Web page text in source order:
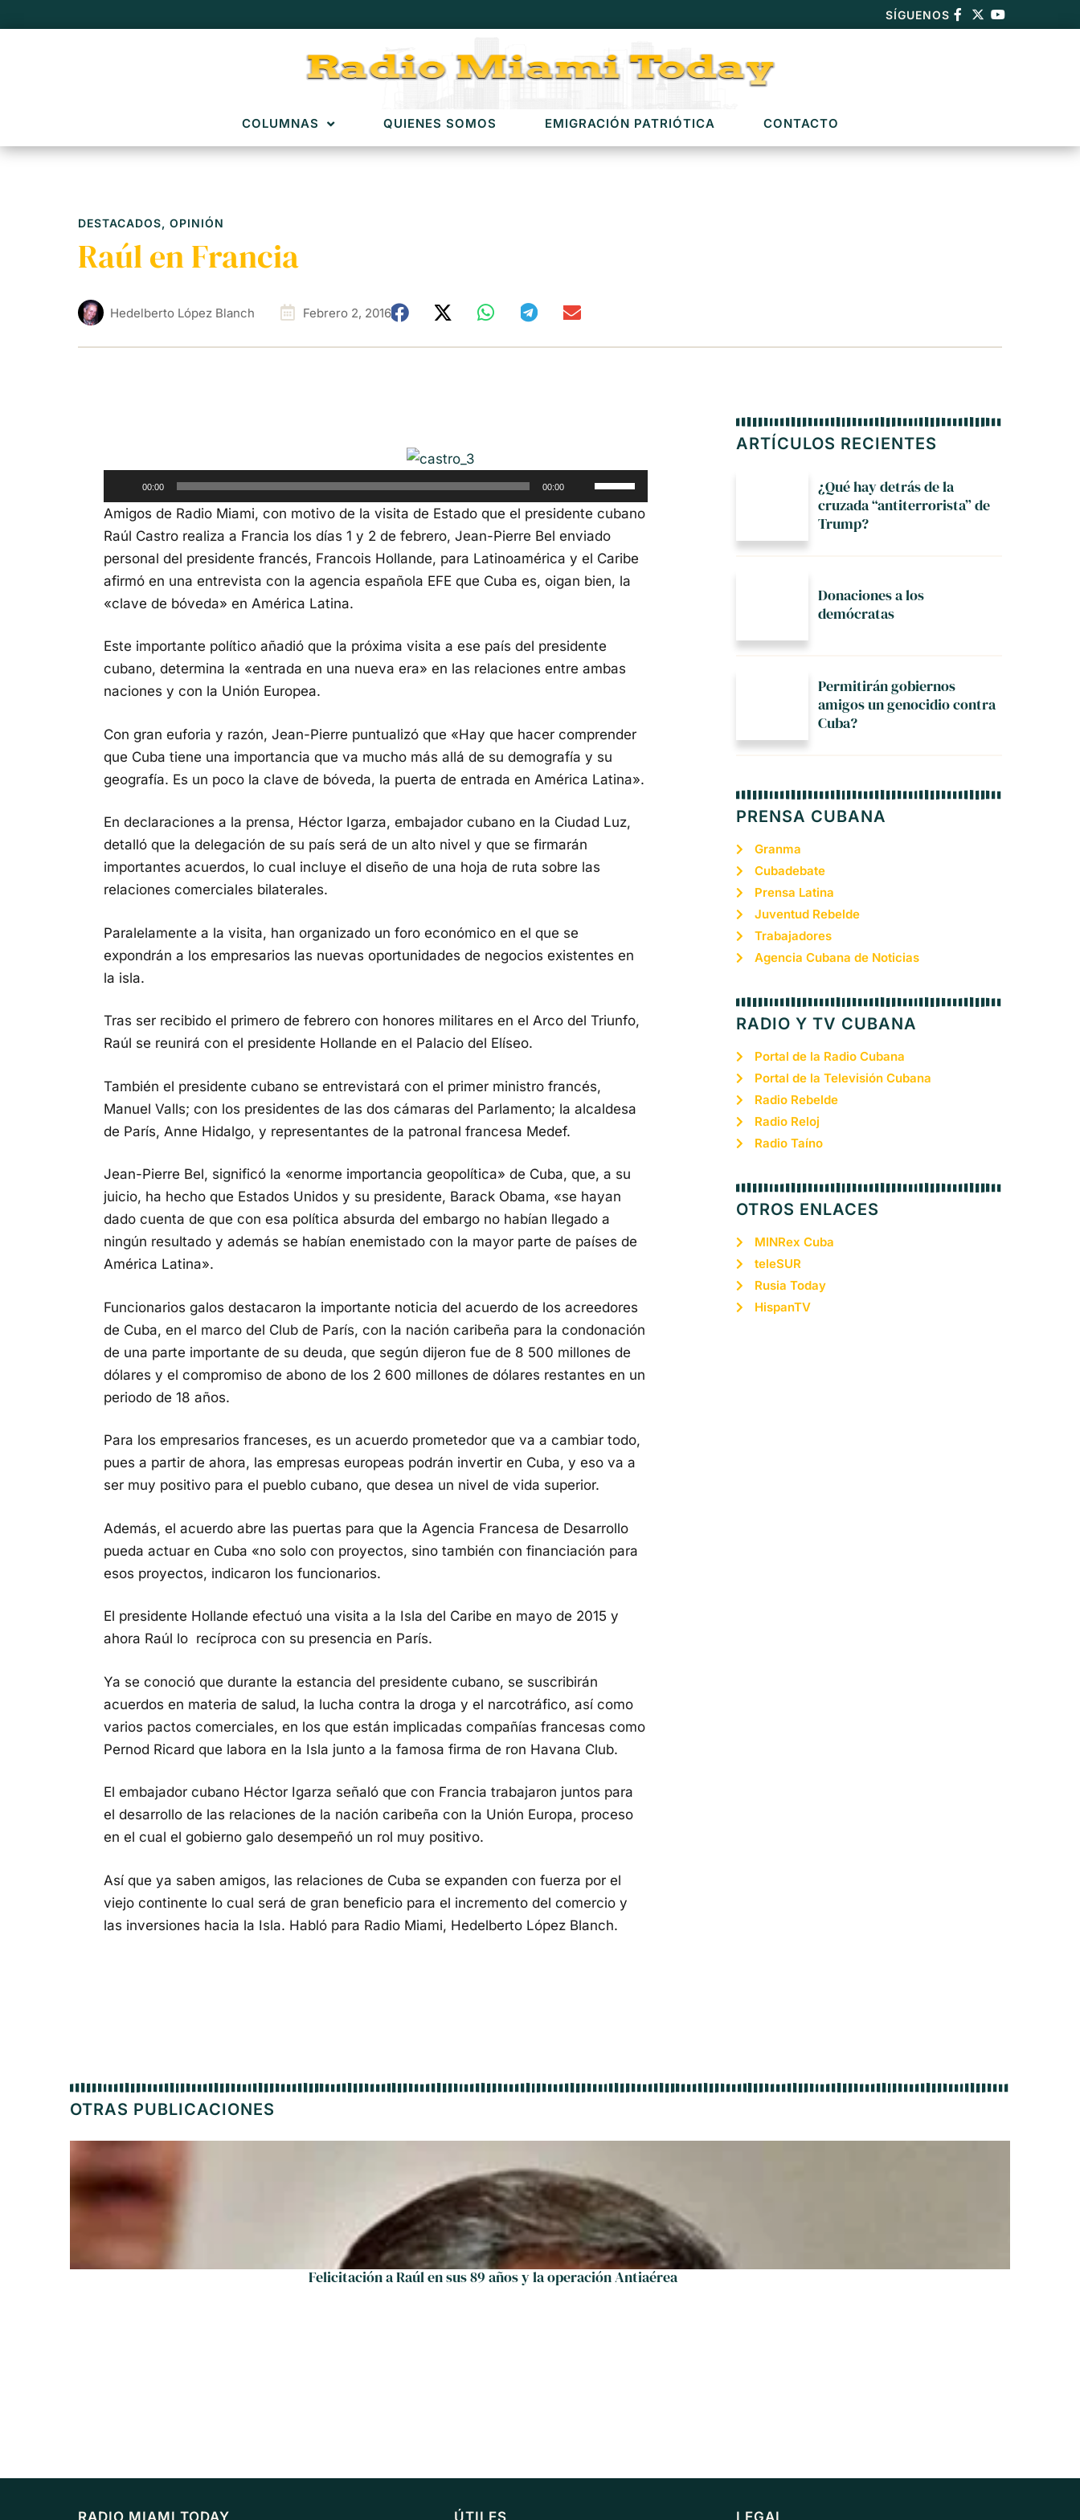
SÍGUENOS
COLUMNAS QUIENES SOMOS EMIGRACIÓN PATRIÓTICA CONTACTO
DESTACADOS, OPINIÓN
Raúl en Francia
Hedelberto López Blanch Febrero 2, 2016
audio
00:00 00:00
Utiliza
las
arriba/abajo
volumen.
Amigos de Radio Miami, con motivo de la visita de Estado que el presidente cubano
Raúl Castro realiza a Francia los días 1 y 2 de febrero, Jean-Pierre Bel enviado
personal del presidente francés, Francois Hollande, para Latinoamérica y el Caribe
afirmó en una entrevista con la agencia española EFE que Cuba es, oigan bien, la
«clave de bóveda» en América Latina.
Este importante político añadió que la próxima visita a ese país del presidente
cubano, determina la «entrada en una nueva era» en las relaciones entre ambas
naciones y con la Unión Europea.
Con gran euforia y razón, Jean-Pierre puntualizó que «Hay que hacer comprender
que Cuba tiene una importancia que va mucho más allá de su demografía y su
geografía. Es un poco la clave de bóveda, la puerta de entrada en América Latina».
En declaraciones a la prensa, Héctor Igarza, embajador cubano en la Ciudad Luz,
detalló que la delegación de su país será de un alto nivel y que se firmarán
importantes acuerdos, lo cual incluye el diseño de una hoja de ruta sobre las
relaciones comerciales bilaterales.
Paralelamente a la visita, han organizado un foro económico en el que se
expondrán a los empresarios las nuevas oportunidades de negocios existentes en
la isla.
Tras ser recibido el primero de febrero con honores militares en el Arco del Triunfo,
Raúl se reunirá con el presidente Hollande en el Palacio del Elíseo.
También el presidente cubano se entrevistará con el primer ministro francés,
Manuel Valls; con los presidentes de las dos cámaras del Parlamento; la alcaldesa
de París, Anne Hidalgo, y representantes de la patronal francesa Medef.
Jean-Pierre Bel, significó la «enorme importancia geopolítica» de Cuba, que, a su
juicio, ha hecho que Estados Unidos y su presidente, Barack Obama, «se hayan
dado cuenta de que con esa política absurda del embargo no habían llegado a
ningún resultado y además se habían enemistado con la mayor parte de países de
América Latina».
Funcionarios galos destacaron la importante noticia del acuerdo de los acreedores
de Cuba, en el marco del Club de París, con la nación caribeña para la condonación
de una parte importante de su deuda, que según dijeron fue de 8 500 millones de
dólares y el compromiso de abono de los 2 600 millones de dólares restantes en un
periodo de 18 años.
Para los empresarios franceses, es un acuerdo prometedor que va a cambiar todo,
pues a partir de ahora, las empresas europeas podrán invertir en Cuba, y eso va a
ser muy positivo para el pueblo cubano, que desea un nivel de vida superior.
Además, el acuerdo abre las puertas para que la Agencia Francesa de Desarrollo
pueda actuar en Cuba «no solo con proyectos, sino también con financiación para
esos proyectos, indicaron los funcionarios.
El presidente Hollande efectuó una visita a la Isla del Caribe en mayo de 2015 y
ahora Raúl lo recíproca con su presencia en París.
Ya se conoció que durante la estancia del presidente cubano, se suscribirán
acuerdos en materia de salud, la lucha contra la droga y el narcotráfico, así como
varios pactos comerciales, en los que están implicadas compañías francesas como
Pernod Ricard que labora en la Isla junto a la famosa firma de ron Havana Club.
El embajador cubano Héctor Igarza señaló que con Francia trabajaron juntos para
el desarrollo de las relaciones de la nación caribeña con la Unión Europa, proceso
en el cual el gobierno galo desempeñó un rol muy positivo.
Así que ya saben amigos, las relaciones de Cuba se expanden con fuerza por el
viejo continente lo cual será de gran beneficio para el incremento del comercio y
las inversiones hacia la Isla. Habló para Radio Miami, Hedelberto López Blanch.
ARTÍCULOS RECIENTES
¿Qué hay detrás de la
cruzada “antiterrorista” de
Trump?
Donaciones a los
demócratas
Permitirán gobiernos
amigos un genocidio contra
Cuba?
PRENSA CUBANA
Granma
Cubadebate
Prensa Latina
Juventud Rebelde
Trabajadores
Agencia Cubana de Noticias
RADIO Y TV CUBANA
Portal de la Radio Cubana
Portal de la Televisión Cubana
Radio Rebelde
Radio Reloj
Radio Taíno
OTROS ENLACES
MINRex Cuba
teleSUR
Rusia Today
HispanTV
OTRAS PUBLICACIONES
Felicitación a Raúl en sus 89 años y la operación Antiaérea
RADIO MIAMI TODAY ÚTILES LEGAL